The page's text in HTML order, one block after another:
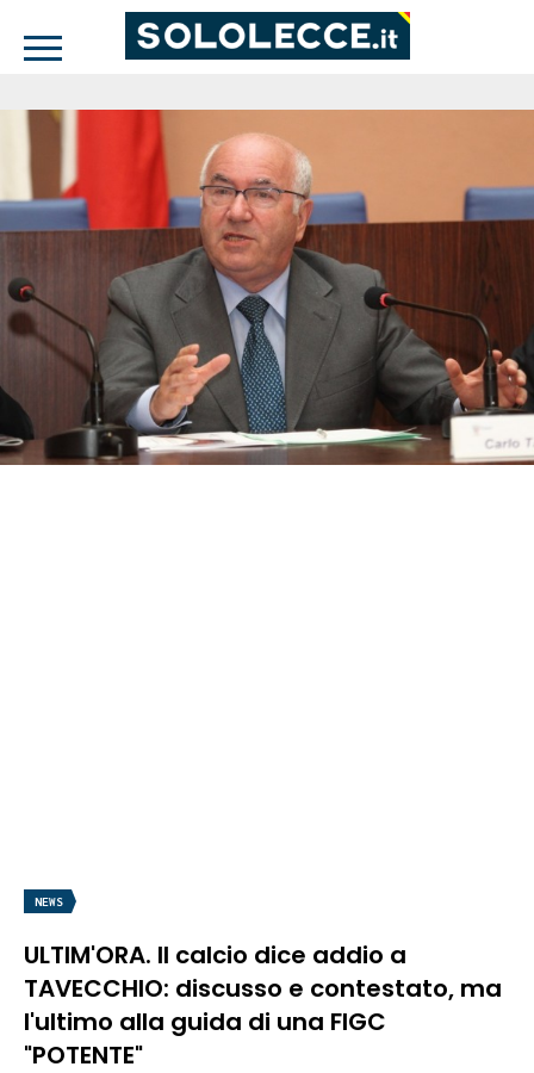
NEWS
ULTIM'ORA. Il calcio dice addio a
TAVECCHIO: discusso e contestato, ma
l'ultimo alla guida di una FIGC
"POTENTE"